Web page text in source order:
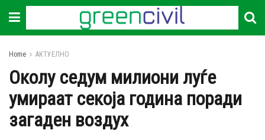
Home АКТУЕЛНО
Околу седум милиони луѓе
умираат секоја година поради
загаден воздух